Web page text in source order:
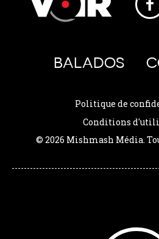
BALADOS
Politique de
Conditions
© 2026 Mishmash Média.